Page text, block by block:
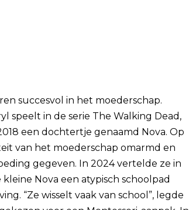
succesvol in het moederschap.
speelt in de serie The Walking Dead,
een dochtertje genaamd Nova. Op
van het moederschap omarmd en
gegeven. In 2024 vertelde ze in
Nova een atypisch schoolpad
“Ze wisselt vaak van school”, legde